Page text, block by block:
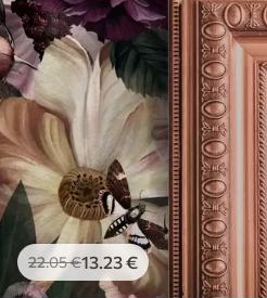
22.05€13 .23€